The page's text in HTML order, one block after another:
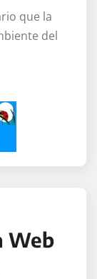
que la
del
Web